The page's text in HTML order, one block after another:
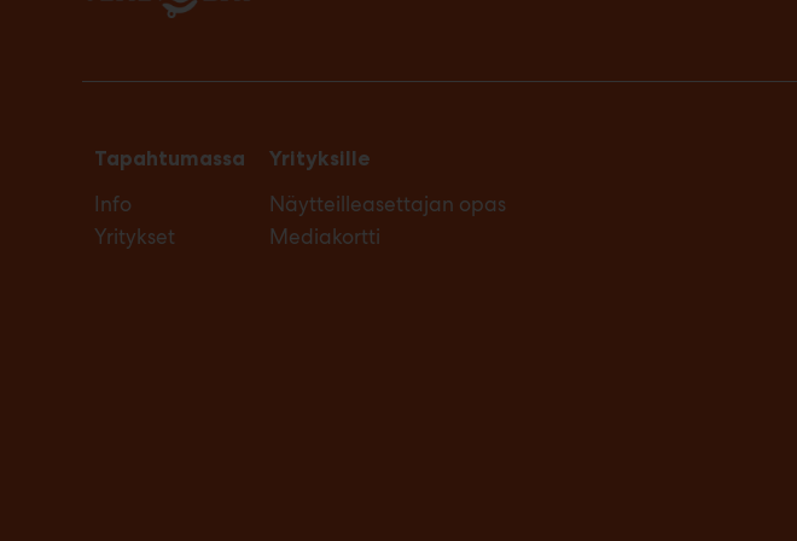
Tapahtumassa
Info
Yritykset
Yrityksille
Näytteilleasettajan opas
Mediakortti